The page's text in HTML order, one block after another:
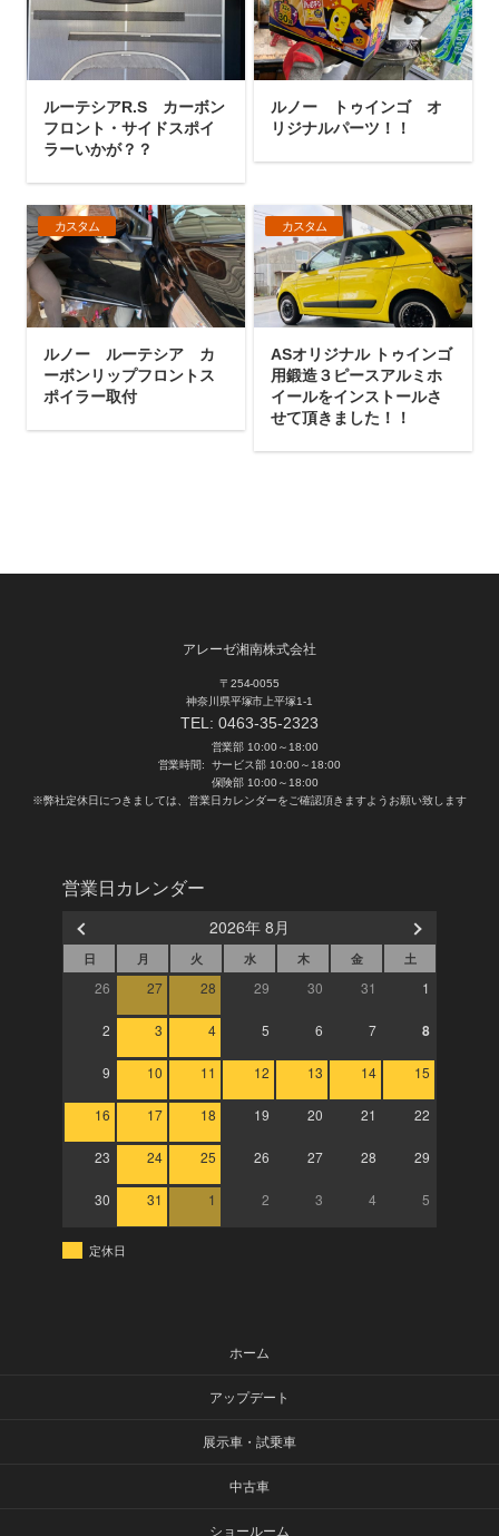
ルーテシアR.S カーボン
フロント・サイドスポイ
ラーいかが？？
ルノー トゥインゴ オ
リジナルパーツ！！
カスタム
ルノー ルーテシア カ
ーボンリップフロントス
ポイラー取付
カスタム
ASオリジナル トゥインゴ
用鍛造３ピースアルミホ
イールをインストールさ
せて頂きました！！
アレーゼ湘南株式会社
〒254-0055
神奈川県平塚市上平塚1-1
TEL:0463-35-2323
営業時間:
営業部 10:00～18:00
サービス部 10:00～18:00
保険部 10:00～18:00
※弊社定休日につきましては、営業日カレンダーをご確認頂きますようお願い致します
営業日カレンダー
2026年 8月
日 月 火 水 木 金 土
26 27 28 29 30 31 1
2 3 4 5 6 7 8
9 10 11 12 13 14 15
16 17 18 19 20 21 22
23 24 25 26 27 28 29
30 31 1 2 3 4 5
定休日
ホーム
アップデート
展示車・試乗車
中古車
ショールーム